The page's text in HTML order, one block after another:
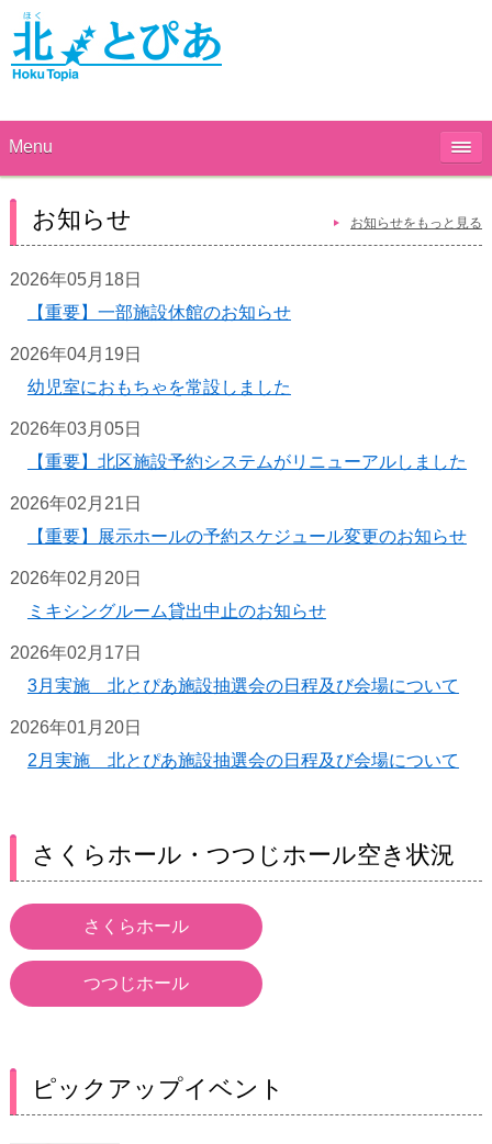
Menu
お知らせ
2026年05月18日
【重要】一部施設休館のお知らせ
2026年04月19日
幼児室におもちゃを常設しました
2026年03月05日
【重要】北区施設予約システムがリニューアルしました
2026年02月21日
【重要】展示ホールの予約スケジュール変更のお知らせ
2026年02月20日
ミキシングルーム貸出中止のお知らせ
2026年02月17日
3月実施 北とぴあ施設抽選会の日程及び会場について
2026年01月20日
2月実施 北とぴあ施設抽選会の日程及び会場について
お知らせをもっと見る
さくらホール・つつじホール空き状況
さくらホール
つつじホール
ピックアップイベント